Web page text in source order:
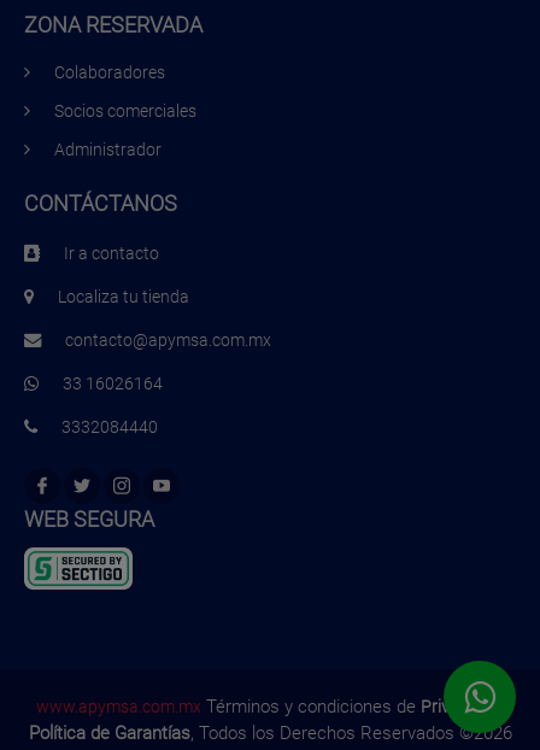
ZONA RESERVADA
Colaboradores
Socios comerciales
Administrador
CONTÁCTANOS
Ir a contacto
Localiza tu tienda
contacto@apymsa.com.mx
33 16026164
3332084440
WEB SEGURA
www.apymsa.com.mx Términos y condiciones de Privacidad
Política de Garantías, Todos los Derechos Reservados ©2026